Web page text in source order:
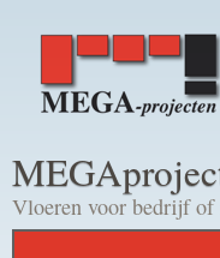
Vloeren voor bedrijf